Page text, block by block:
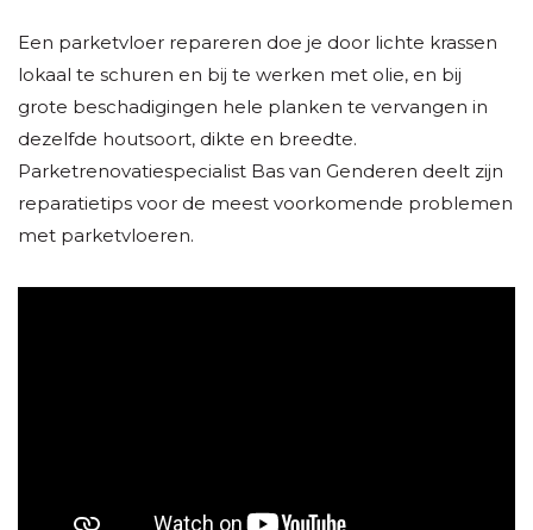
Een parketvloer repareren doe je door lichte krassen
lokaal te schuren en bij te werken met olie, en bij
grote beschadigingen hele planken te vervangen in
dezelfde houtsoort, dikte en breedte.
Parketrenovatiespecialist Bas van Genderen deelt zijn
reparatietips voor de meest voorkomende problemen
met parketvloeren.